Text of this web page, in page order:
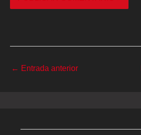
← Entrada anterior